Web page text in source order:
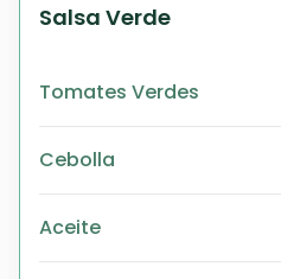
Salsa Verde
Tomates Verdes
Cebolla
Aceite